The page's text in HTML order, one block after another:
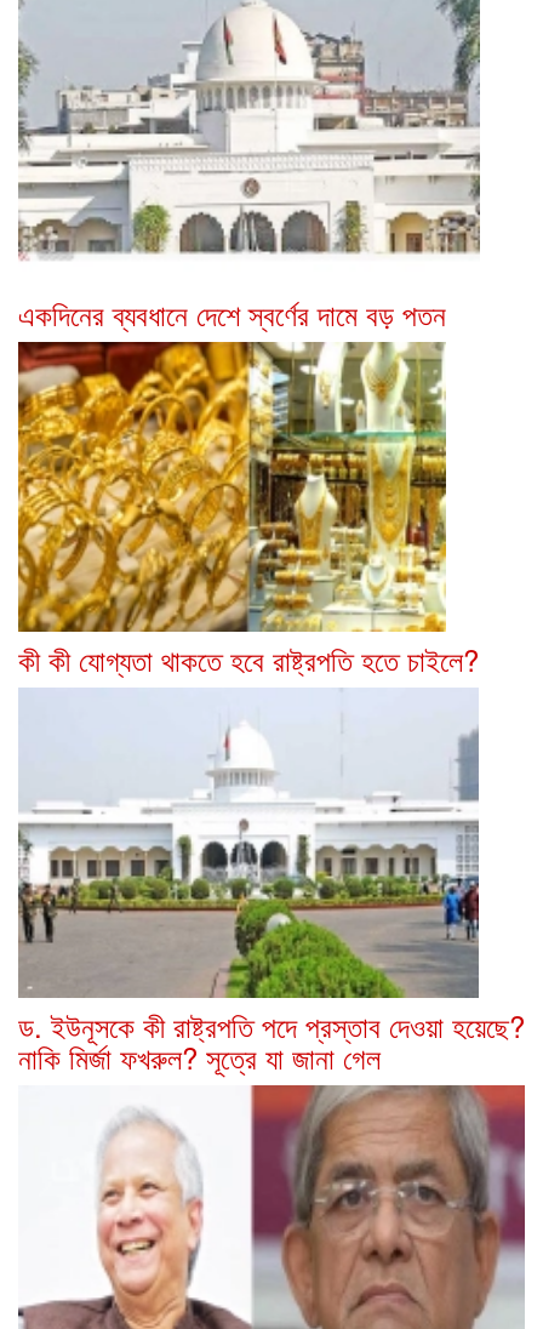
একদিনের ব্যবধানে দেশে স্বর্ণের দামে বড় পতন
কী কী যোগ্যতা থাকতে হবে রাষ্ট্রপতি হতে চাইলে?
ড. ইউনূসকে কী রাষ্ট্রপতি পদে প্রস্তাব দেওয়া হয়েছে?
নাকি মির্জা ফখরুল? সূত্রে যা জানা গেল